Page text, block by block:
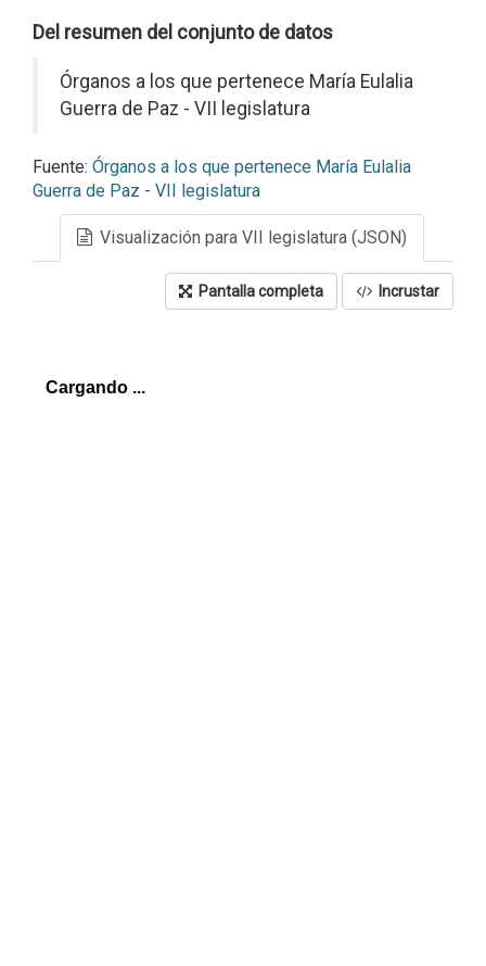
Del resumen del conjunto de datos
Órganos a los que pertenece María Eulalia
Guerra de Paz - VII legislatura
Fuente: Órganos a los que pertenece María Eulalia
Guerra de Paz - VII legislatura
Visualización para VII legislatura (JSON)
Pantalla completa Incrustar